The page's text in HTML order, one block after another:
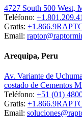
4727 South 500 West,
Teléfono:
Gratis:
Email:
Arequipa, Peru
Av. Variante de
costado de Cementos
Teléfono: +51 (01)
Gratis:
Email: